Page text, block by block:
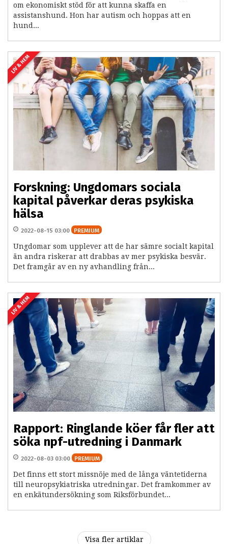
om ekonomiskt stöd för att kunna skaffa en
assistanshund. Hon har autism och hoppas att en
hund...
LIV & HEM
Forskning: Ungdomars sociala
kapital påverkar deras psykiska
hälsa
2022-08-15 03:00 PREMIUM
Ungdomar som upplever att de har sämre socialt kapital
än andra riskerar att drabbas av mer psykiska besvär.
Det framgår av en ny avhandling från...
LIV & HEM
Rapport: Ringlande köer får fler att
söka npf-utredning i Danmark
2022-08-03 03:00 PREMIUM
Det finns ett stort missnöje med de långa väntetiderna
till neuropsykiatriska utredningar. Det framkommer av
en enkätundersökning som Riksförbundet...
Visa fler artiklar